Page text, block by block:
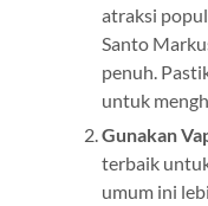
atraksi
Santo
penuh.
untuk
Gunakan
terbaik
umum ini